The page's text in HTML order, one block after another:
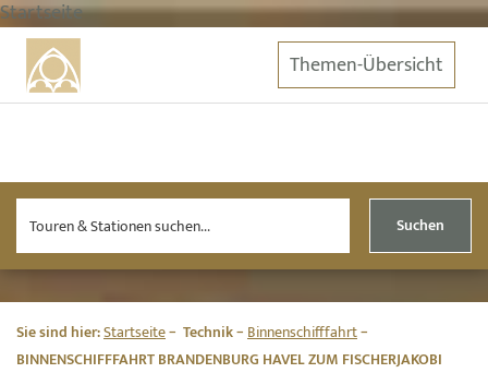
Startseite
Themen-Übersicht
Suchen
Sie sind hier:Startseite Technik Binnenschifffahrt
BINNENSCHIFFFAHRT BRANDENBURG HAVEL ZUM FISCHERJAKOBI